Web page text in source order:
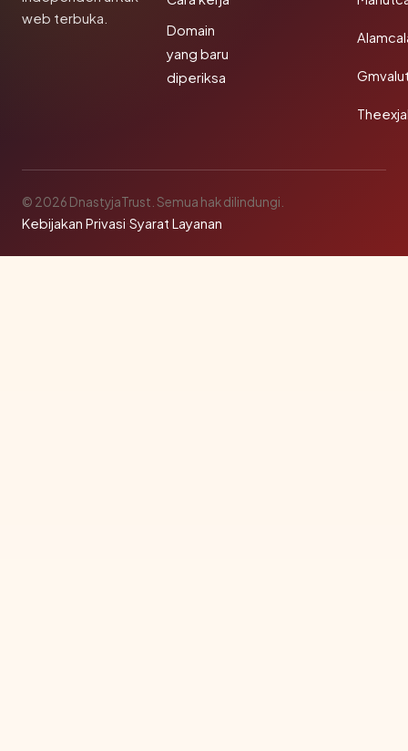
web terbuka.
Domain
yang baru
diperiksa
© 2026 DnastyjaTrust. Semua hak dilindungi.
Kebijakan Privasi·Syarat Layanan